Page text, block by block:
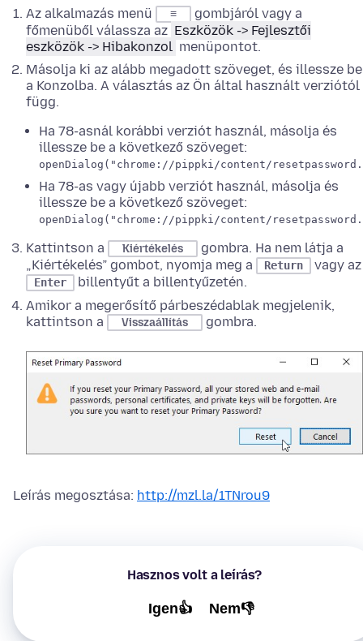
Az alkalmazás menü ≡
gombjáról vagy a
főmenüből válassza az Eszközök -> Fejlesztői
eszközök -> Hibakonzol menüpontot.
Másolja ki az alább megadott szöveget, és illessze be
a Konzolba. A választás az Ön által használt verziótól
függ.
Ha 78-asnál korábbi verziót használ, másolja és
illessze be a következő szöveget:
openDialog("chrome://pippki/content/
Ha 78-as vagy újabb verziót használ, másolja és
illessze be a következő szöveget:
openDialog("chrome://pippki/content/
Kattintson a Kiértékelés
gombra. Ha nem látja a
„Kiértékelés” gombot, nyomja meg a
Return vagy az
Enter
billentyűt a billentyűzetén.
Amikor a megerősítő párbeszédablak megjelenik,
kattintson a
Visszaállítás gombra.
Leírás megosztása: http://mzl.la/1TNrou9
Hasznos volt a leírás?
Igen👍 Nem👎